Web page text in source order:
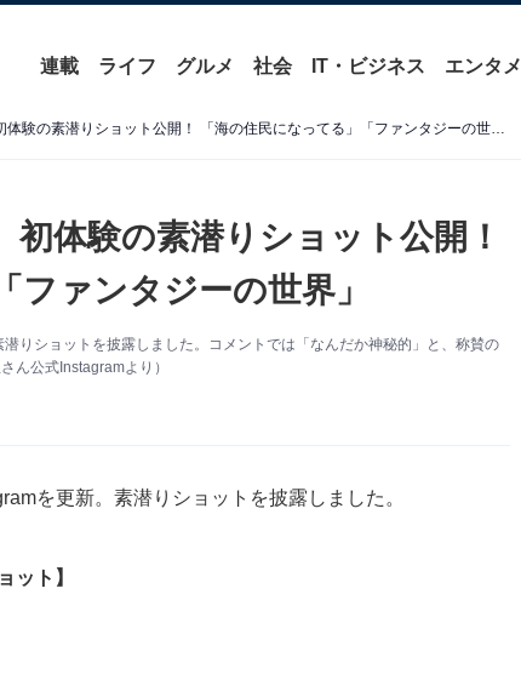
連載 ライフ グルメ 社会 IT・ビジネス エンタメ
「まるで人魚」上野樹里、初体験の素潜りショット公開！ 「海の住民になってる」「ファンタジーの世界」
初体験の素潜りショット公開！
ファンタジーの世界」
りショットを披露しました。コメントでは「なんだか神秘的」と、称賛の
ん公式Instagramより）
を更新。素潜りショットを披露しました。
ット】